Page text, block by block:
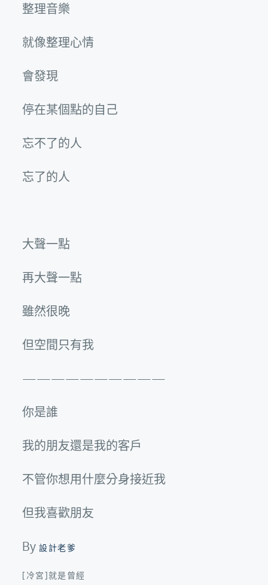
整理音樂
就像整理心情
會發現
停在某個點的自己
忘不了的人
忘了的人
大聲一點
再大聲一點
雖然很晚
但空間只有我
——————————
你是誰
我的朋友還是我的客戶
不管你想用什麼分身接近我
但我喜歡朋友
By設計老爹
[冷宮]就是曾經